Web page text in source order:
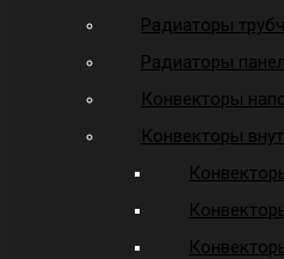
Радиаторы
Радиаторы
Конвекторы
Конвекторы